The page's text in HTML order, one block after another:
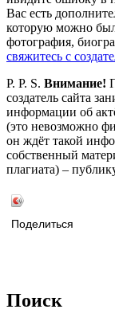
Вас есть
которую можно
фотография,
свяжитесь с
P. P. S. Внимание!
создатель сайта
информации об
(это невозможно
он ждёт такой
собственный
плагиата) –
Поделиться
Поиск